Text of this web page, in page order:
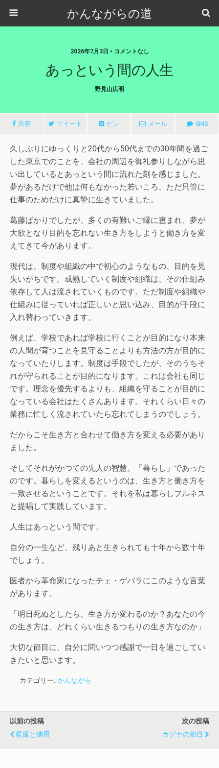
かんながらの道
2026年7月3日 • コメントなし
あっという間の人生
野見山広明
共有 ツイート ピン メール SMS
久しぶりにゆっくりと20代から50代までの30年間を過ご
した東京でのことを、会社の周辺を御礼参りしながら思
い出しているとあっという間に流れた刻を感じました。
夢があるだけで他は何もなかった若いころ、ただ只管に
仕事のためだけに真摯に生きていました。
葛藤ばかりでしたが、多くの有難いご縁に恵まれ、夢が
大欲となり目的を忘れない生き方をしようと働き方を変
えてきて今があります。
現代は、制度や組織の中で初心のようなもの、目的を見
失いがちです。成熟していく制度や組織は、その仕組み
依存して人は流されていくものです。ただ制度や組織や
仕組みに従っていれば正しいと思い込み、目的が手段に
入れ替わっていきます。
例えば、学校であれば学校に行くことが目的になり本来
の人間が育つことを見守ることよりも方法の方が目的に
なっていたりします。制度は手段でしたが、そのうちそ
れが守られることが目的になります。これは会社も同じ
です。理念を優先するよりも、組織を守ることが目的に
なっている会社はたくさんあります。それくらい日々の
業務に忙しく流されていたら忘れてしまうのでしょう。
だからこそ生き方と合わせて働き方を変える必要があり
ました。
そしてそれがかつての先人の智慧、「暮らし」であった
のです。暮らしを変えるというのは、生き方と働き方を
一致させるということです。それを私は暮らしフルネス
と提唱して実践しています。
人生はあっという間です。
自分の一生など、残りあと生きられても十年から数十年
でしょう。
医者から革命家になったチェ・ゲバラにこのような言葉
があります。
「明日死ぬとしたら、生き方が変わるのか？あなたの今
の生き方は、どれくらい生きるつもりの生き方なのか」
大切な節目に、自分に問いつつ感謝で一日を過ごしてい
きたいと思います。
カテゴリー: かんながら
以前の投稿
暖簾と信用
次の投稿
カグヤの節目